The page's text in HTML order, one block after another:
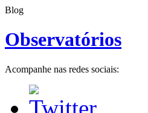
Blog
Observatórios
Acompanhe nas redes sociais: